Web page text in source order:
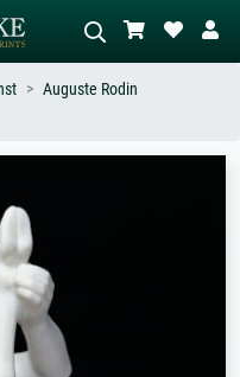
Stehender Akt neben einem
Auguste Rodin